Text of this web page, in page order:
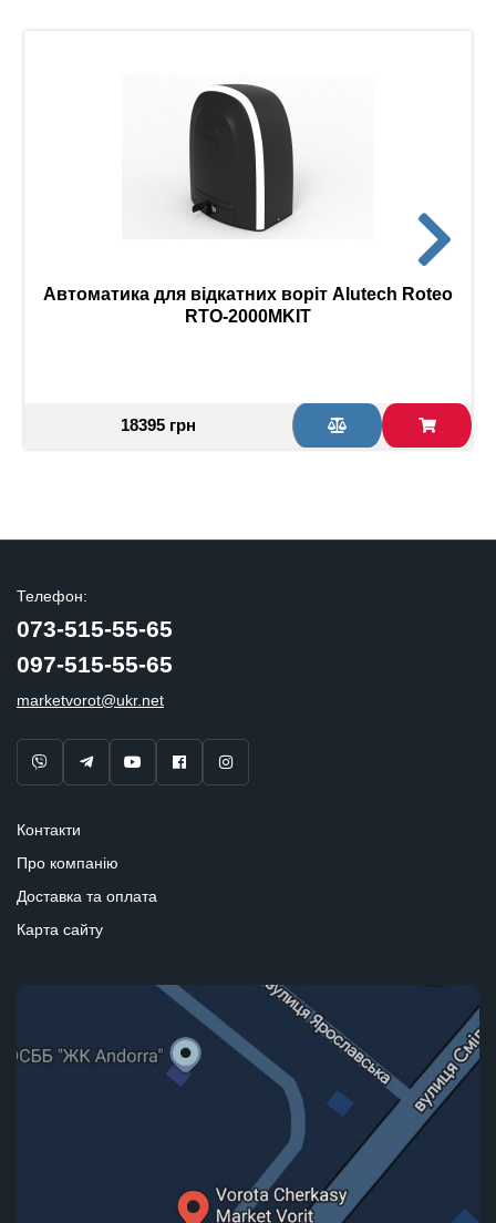
Автоматика для відкатних воріт Alutech Roteo
RTO-2000MKIT
18395 грн
Телефон:
073-515-55-65
097-515-55-65
marketvorot@ukr.net
Контакти
Про компанію
Доставка та оплата
Карта сайту